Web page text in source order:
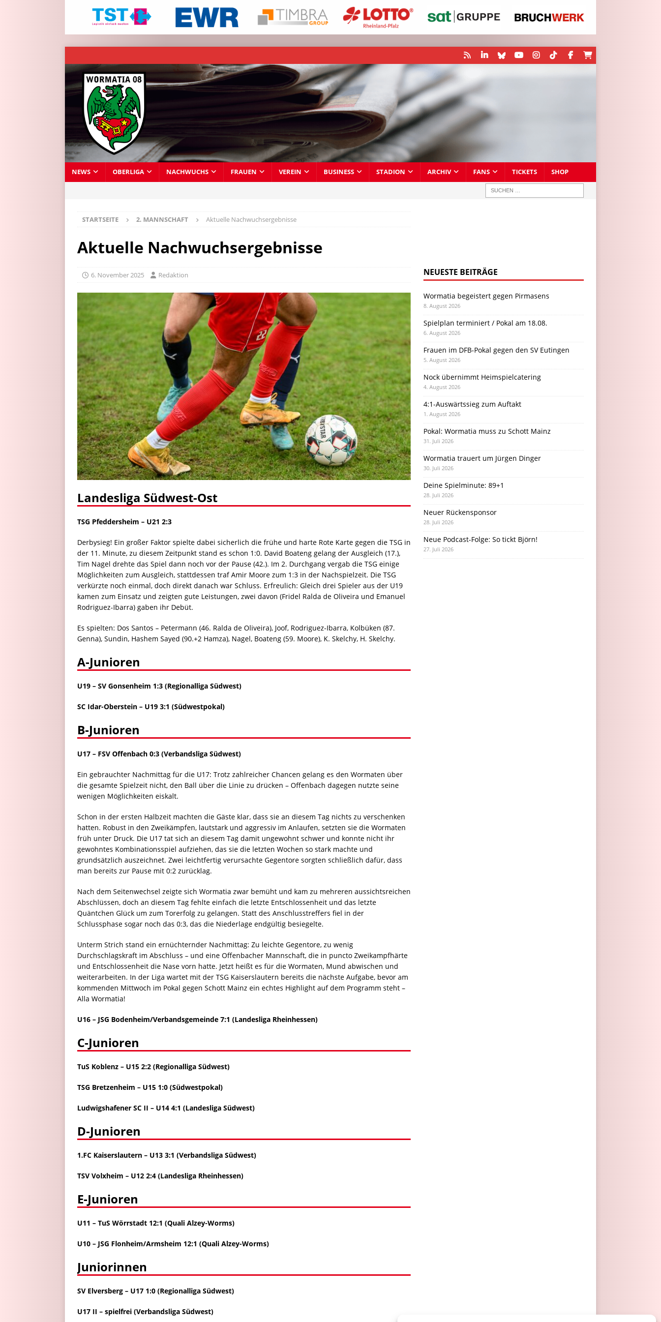
NEWS OBERLIGA NACHWUCHS FRAUEN VEREIN BUSINESS STADION ARCHIV FANS TICKETS SHOP
STARTSEITE 2. MANNSCHAFT Aktuelle Nachwuchsergebnisse
Aktuelle Nachwuchsergebnisse
6. November 2025 Redaktion
Landesliga Südwest-Ost
TSG Pfeddersheim – U21 2:3
Derbysieg! Ein großer Faktor spielte dabei sicherlich die frühe und harte Rote Karte gegen die TSG in
der 11. Minute, zu diesem Zeitpunkt stand es schon 1:0. David Boateng gelang der Ausgleich (17.),
Tim Nagel drehte das Spiel dann noch vor der Pause (42.). Im 2. Durchgang vergab die TSG einige
Möglichkeiten zum Ausgleich, stattdessen traf Amir Moore zum 1:3 in der Nachspielzeit. Die TSG
verkürzte noch einmal, doch direkt danach war Schluss. Erfreulich: Gleich drei Spieler aus der U19
kamen zum Einsatz und zeigten gute Leistungen, zwei davon (Fridel Ralda de Oliveira und Emanuel
Rodriguez-Ibarra) gaben ihr Debüt.
Es spielten: Dos Santos – Petermann (46. Ralda de Oliveira), Joof, Rodriguez-Ibarra, Kolbüken (87.
Genna), Sundin, Hashem Sayed (90.+2 Hamza), Nagel, Boateng (59. Moore), K. Skelchy, H. Skelchy.
A-Junioren
U19 – SV Gonsenheim 1:3 (Regionalliga Südwest)
SC Idar-Oberstein – U19 3:1 (Südwestpokal)
B-Junioren
U17 – FSV Offenbach 0:3 (Verbandsliga Südwest)
Ein gebrauchter Nachmittag für die U17: Trotz zahlreicher Chancen gelang es den Wormaten über
die gesamte Spielzeit nicht, den Ball über die Linie zu drücken – Offenbach dagegen nutzte seine
wenigen Möglichkeiten eiskalt.
Schon in der ersten Halbzeit machten die Gäste klar, dass sie an diesem Tag nichts zu verschenken
hatten. Robust in den Zweikämpfen, lautstark und aggressiv im Anlaufen, setzten sie die Wormaten
früh unter Druck. Die U17 tat sich an diesem Tag damit ungewohnt schwer und konnte nicht ihr
gewohntes Kombinationsspiel aufziehen, das sie die letzten Wochen so stark machte und
grundsätzlich auszeichnet. Zwei leichtfertig verursachte Gegentore sorgten schließlich dafür, dass
man bereits zur Pause mit 0:2 zurücklag.
Nach dem Seitenwechsel zeigte sich Wormatia zwar bemüht und kam zu mehreren aussichtsreichen
Abschlüssen, doch an diesem Tag fehlte einfach die letzte Entschlossenheit und das letzte
Quäntchen Glück um zum Torerfolg zu gelangen. Statt des Anschlusstreffers fiel in der
Schlussphase sogar noch das 0:3, das die Niederlage endgültig besiegelte.
Unterm Strich stand ein ernüchternder Nachmittag: Zu leichte Gegentore, zu wenig
Durchschlagskraft im Abschluss – und eine Offenbacher Mannschaft, die in puncto Zweikampfhärte
und Entschlossenheit die Nase vorn hatte. Jetzt heißt es für die Wormaten, Mund abwischen und
weiterarbeiten. In der Liga wartet mit der TSG Kaiserslautern bereits die nächste Aufgabe, bevor am
kommenden Mittwoch im Pokal gegen Schott Mainz ein echtes Highlight auf dem Programm steht –
Alla Wormatia!
U16 – JSG Bodenheim/Verbandsgemeinde 7:1 (Landesliga Rheinhessen)
C-Junioren
TuS Koblenz – U15 2:2 (Regionalliga Südwest)
TSG Bretzenheim – U15 1:0 (Südwestpokal)
Ludwigshafener SC II – U14 4:1 (Landesliga Südwest)
D-Junioren
1.FC Kaiserslautern – U13 3:1 (Verbandsliga Südwest)
TSV Volxheim – U12 2:4 (Landesliga Rheinhessen)
E-Junioren
U11 – TuS Wörrstadt 12:1 (Quali Alzey-Worms)
U10 – JSG Flonheim/Armsheim 12:1 (Quali Alzey-Worms)
Juniorinnen
SV Elversberg – U17 1:0 (Regionalliga Südwest)
U17 II – spielfrei (Verbandsliga Südwest)
NEUESTE BEITRÄGE
Wormatia begeistert gegen Pirmasens
8. August 2026
Spielplan terminiert / Pokal am 18.08.
6. August 2026
Frauen im DFB-Pokal gegen den SV Eutingen
5. August 2026
Nock übernimmt Heimspielcatering
4. August 2026
4:1-Auswärtssieg zum Auftakt
1. August 2026
Pokal: Wormatia muss zu Schott Mainz
31. Juli 2026
Wormatia trauert um Jürgen Dinger
30. Juli 2026
Deine Spielminute: 89+1
28. Juli 2026
Neuer Rückensponsor
28. Juli 2026
Neue Podcast-Folge: So tickt Björn!
27. Juli 2026